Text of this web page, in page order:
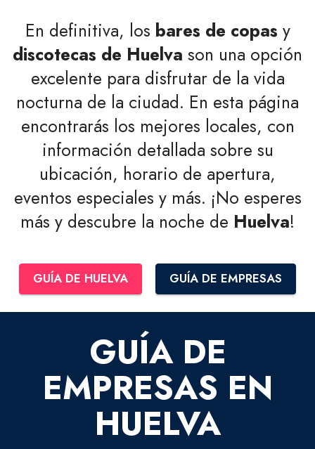
En definitiva, los bares de copas y
discotecas de Huelva son una opción
excelente para disfrutar de la vida
nocturna de la ciudad. En esta página
encontrarás los mejores locales, con
información detallada sobre su
ubicación, horario de apertura,
eventos especiales y más. ¡No esperes
más y descubre la noche de Huelva!
GUÍA DE HUELVA GUÍA DE EMPRESAS
GUÍA DE
EMPRESAS EN
HUELVA